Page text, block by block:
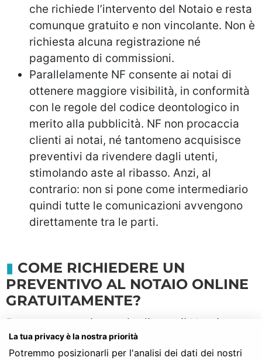
che richiede l’intervento del Notaio e resta
comunque gratuito e non vincolante. Non è
richiesta alcuna registrazione né
pagamento di commissioni.
Parallelamente NF consente ai notai di
ottenere maggiore visibilità, in conformità
con le regole del codice deontologico in
merito alla pubblicità. NF non procaccia
clienti ai notai, né tantomeno acquisisce
preventivi da rivendere dagli utenti,
stimolando aste al ribasso. Anzi, al
contrario: non si pone come intermediario
quindi tutte le comunicazioni avvengono
direttamente tra le parti.
COME RICHIEDERE UN
PREVENTIVO AL NOTAIO ONLINE
GRATUITAMENTE?
Per contattare in modo diretto il Notaio
Online e ottenere ilPreventivo
compilare una semplice scheda informativa
La tua privacy è la nostra priorità
Potremmo posizionarli per l'analisi dei dati dei nostri